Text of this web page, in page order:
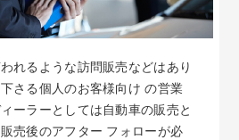
れるような訪問販売などはあり
さる個人のお客様向け の営業
ーラーとしては自動車の販売と
売後のアフター フォローが必